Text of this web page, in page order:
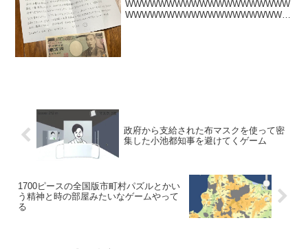
WWWWWWWWWWWWWWWWWWWW
WWWWWWWWWWWWWWWWWWWW
政府から支給された布マスクを使って密
集した小池都知事を避けてくゲーム
1700ピースの全国版市町村パズルとかい
う精神と時の部屋みたいなゲームやって
る